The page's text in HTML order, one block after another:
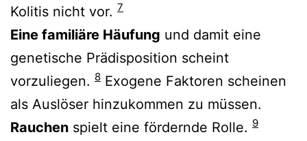
Kolitis nicht vor. 7
Eine familiäre Häufung und damit eine
genetische Prädisposition scheint
vorzuliegen. 8 Exogene Faktoren scheinen
als Auslöser hinzukommen zu müssen.
Rauchen spielt eine fördernde Rolle. 9